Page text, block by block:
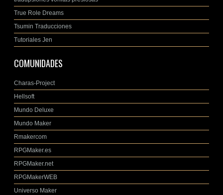
True Role Dreams
Tsumin Traducciones
Tutoriales Jen
COMUNIDADES
Charas-Project
Hellsoft
Mundo Deluxe
Mundo Maker
Rmakercom
RPGMaker.es
RPGMaker.net
RPGMakerWEB
Universo Maker